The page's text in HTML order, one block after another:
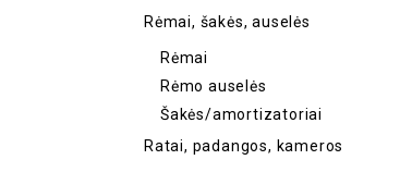
Rėmai, šakės, auselės
Rėmai
Rėmo auselės
Šakės/amortizatoriai
Ratai, padangos, kameros